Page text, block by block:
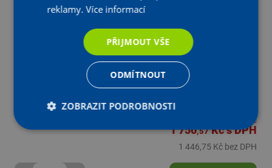
Závěsný klozet Optiline Perfetto hluboké splachování
Na všech prodejnách
Aktuální prodejní cena:
1 750,57Kčs DPH
1 446,75 Kč bez DPH
reklamy.Více informací
PŘIJMOUT VŠE
ODMÍTNOUT
ZOBRAZIT PODROBNOSTI